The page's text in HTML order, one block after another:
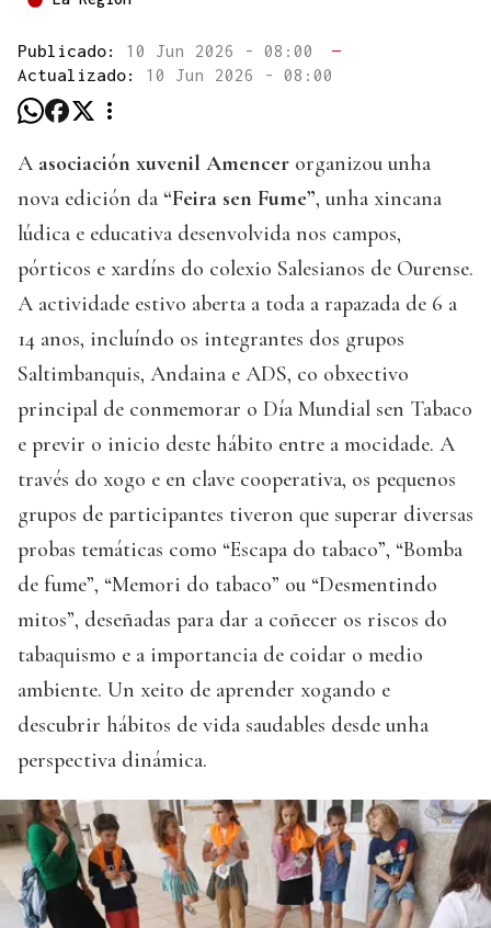
Publicado: 10 Jun 2026 - 08:00
—
Actualizado: 10 Jun 2026 - 08:00
A asociación xuvenil Amencer organizou unha
nova edición da “Feira sen Fume”, unha xincana
lúdica e educativa desenvolvida nos campos,
pórticos e xardíns do colexio Salesianos de Ourense.
A actividade estivo aberta a toda a rapazada de 6 a
14 anos, incluíndo os integrantes dos grupos
Saltimbanquis, Andaina e ADS, co obxectivo
principal de conmemorar o Día Mundial sen Tabaco
e previr o inicio deste hábito entre a mocidade. A
través do xogo e en clave cooperativa, os pequenos
grupos de participantes tiveron que superar diversas
probas temáticas como “Escapa do tabaco”, “Bomba
de fume”, “Memori do tabaco” ou “Desmentindo
mitos”, deseñadas para dar a coñecer os riscos do
tabaquismo e a importancia de coidar o medio
ambiente. Un xeito de aprender xogando e
descubrir hábitos de vida saudables desde unha
perspectiva dinámica.